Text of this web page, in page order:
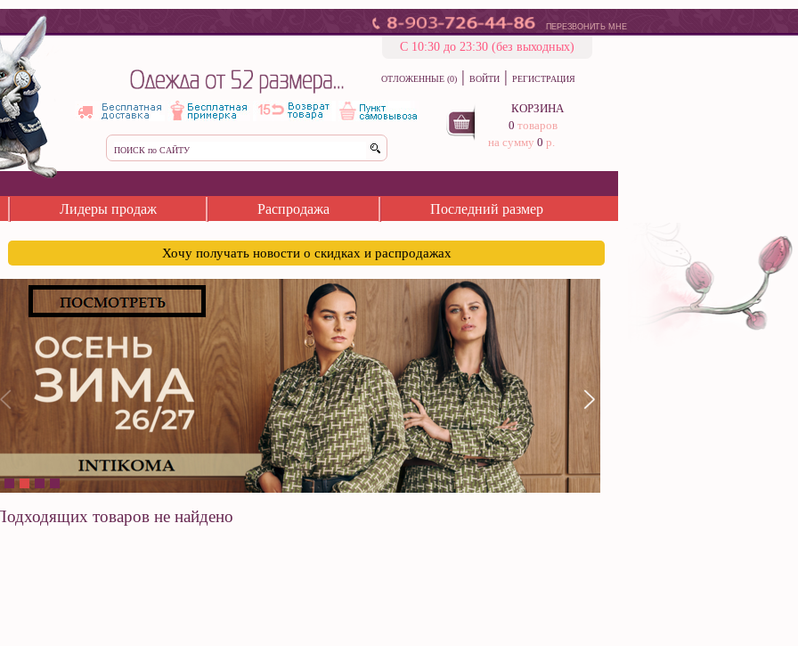
ПЕРЕЗВОНИТЬ МНЕ
С 10:30 до 23:30 (без выходных)
ОТЛОЖЕННЫЕ (0) | ВОЙТИ | РЕГИСТРАЦИЯ
КОРЗИНА
0 товаров
на сумму 0 р.
Лидеры продаж Распродажа Последний размер
Хочу получать новости о скидках и распродажах
товаров не найдено